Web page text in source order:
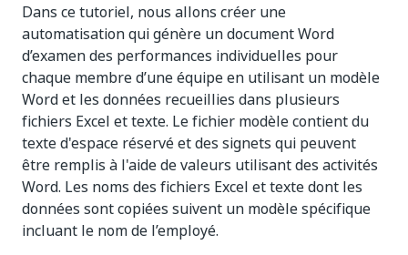
Dans ce tutoriel, nous allons créer une
automatisation qui génère un document Word
d’examen des performances individuelles pour
chaque membre d’une équipe en utilisant un modèle
Word et les données recueillies dans plusieurs
fichiers Excel et texte. Le fichier modèle contient du
texte d'espace réservé et des signets qui peuvent
être remplis à l'aide de valeurs utilisant des activités
Word. Les noms des fichiers Excel et texte dont les
données sont copiées suivent un modèle spécifique
incluant le nom de l’employé.